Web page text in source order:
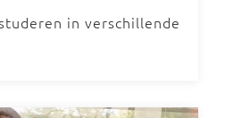
in verschillende